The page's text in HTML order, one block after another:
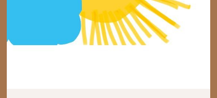
Unsere Lehrkräfte
Standorte
Ensembles